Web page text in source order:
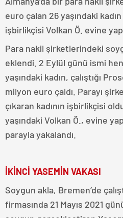
euro çalan 26 yaşındaki
işbirlikçisi Volkan Ö. evine
Para nakil şirketlerindeki
eklendi. 2 Eylül günü ismi
yaşındaki kadın, çalıştığı
milyon euro çaldı. Parayı
çıkaran kadının işbirlikçisi
yaşındaki Volkan Ö., evine
parayla yakalandı.
İKİNCİ YASEMİN VAKASI
Soygun akla, Bremen’de
firmasında 21 Mayıs 2021